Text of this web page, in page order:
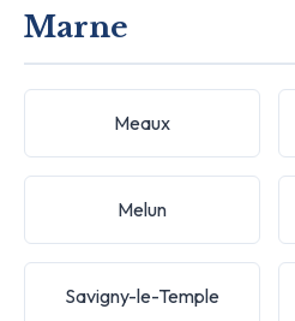
Marne
Meaux
Melun
Savigny-le-Temple